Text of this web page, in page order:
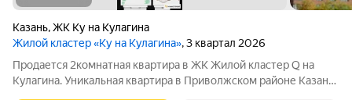
Казань,ЖК Ку на Кулагина
Жилой кластер «Ку на Кулагина», 3 квартал 2026
Продается 2комнатная квартира в ЖК Жилой кластер Q на
Кулагина. Уникальная квартира в Приволжском районе Казани,